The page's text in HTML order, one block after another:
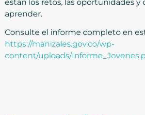
están los retos, las oportunidades y
aprender.
Consulte el informe completo en
https://manizales.gov.co/wp-
content/uploads/